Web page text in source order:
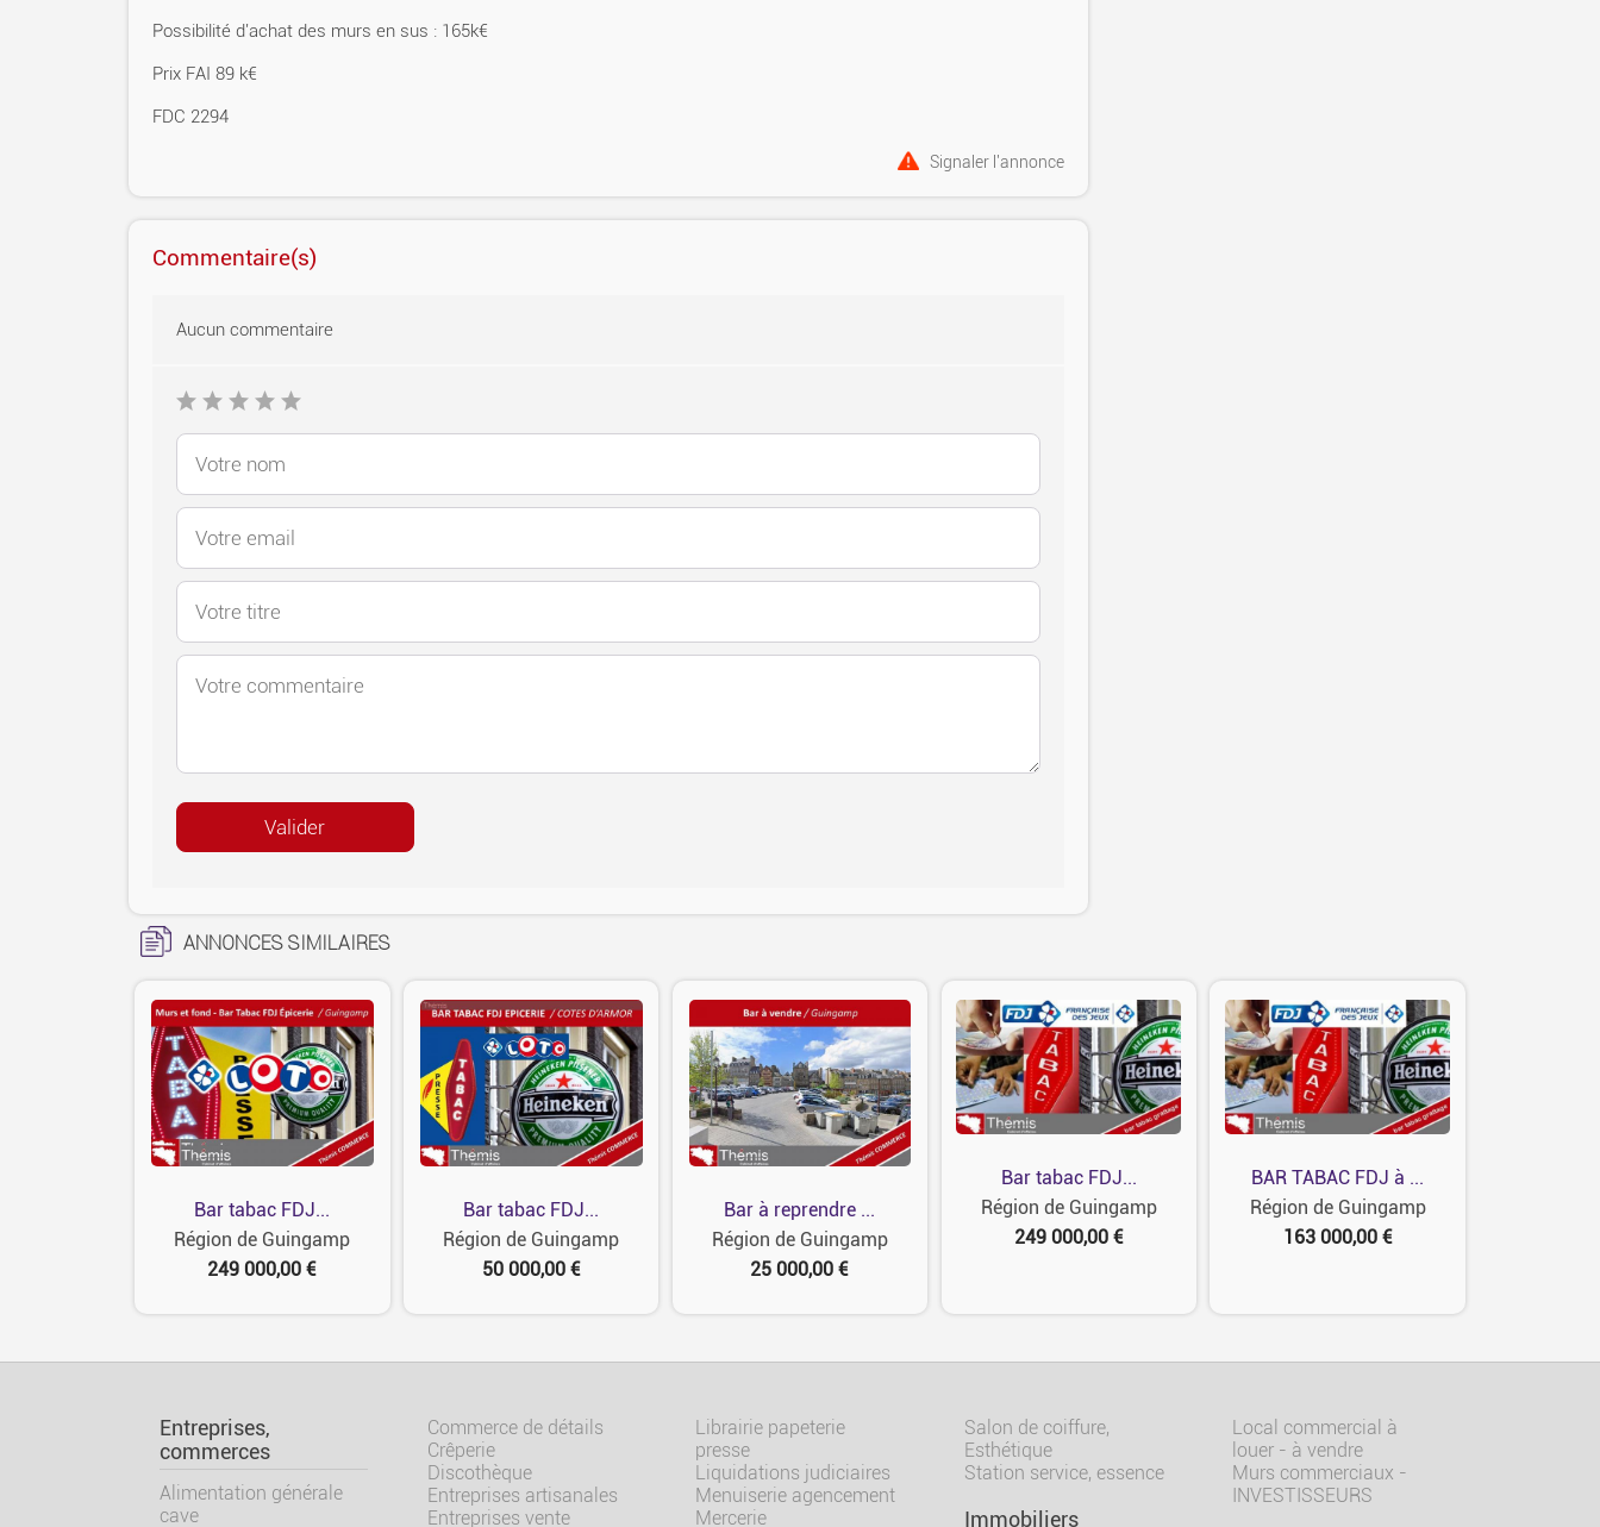
Possibilité d'achat des murs en sus : 165k€
Prix FAI 89 k€
FDC 2294
Signaler l'annonce
Commentaire(s)
Aucun commentaire
ANNONCES SIMILAIRES
Bar tabac FDJ...
Région de Guingamp
249 000,00 €
Bar tabac FDJ...
Région de Guingamp
50 000,00 €
Bar à reprendre ...
Région de Guingamp
25 000,00 €
Bar tabac FDJ...
Région de Guingamp
249 000,00 €
BAR TABAC FDJ à ...
Région de Guingamp
163 000,00 €
Entreprises,
commerces
Alimentation générale
cave
Commerce de détails
Crêperie
Discothèque
Entreprises artisanales
Entreprises vente
Librairie papeterie
presse
Liquidations judiciaires
Menuiserie agencement
Mercerie
Salon de coiffure,
Esthétique
Station service, essence
Immobiliers
Local commercial à
louer - à vendre
Murs commerciaux -
INVESTISSEURS